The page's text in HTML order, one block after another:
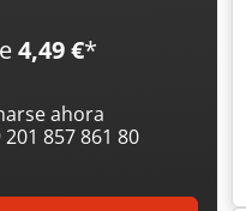
4,49 €*
ahora
201 857 861 80